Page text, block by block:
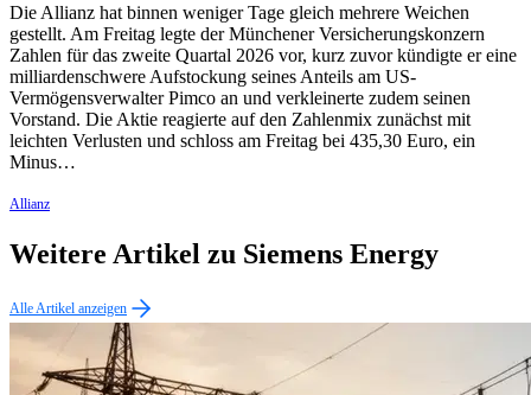
Die Allianz hat binnen weniger Tage gleich mehrere Weichen
gestellt. Am Freitag legte der Münchener Versicherungskonzern
Zahlen für das zweite Quartal 2026 vor, kurz zuvor kündigte er eine
milliardenschwere Aufstockung seines Anteils am US-
Vermögensverwalter Pimco an und verkleinerte zudem seinen
Vorstand. Die Aktie reagierte auf den Zahlenmix zunächst mit
leichten Verlusten und schloss am Freitag bei 435,30 Euro, ein
Minus…
Allianz
Weitere Artikel zu Siemens Energy
Alle Artikel anzeigen